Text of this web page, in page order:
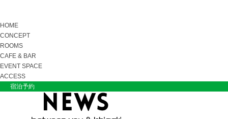
HOME
CONCEPT
ROOMS
CAFE & BAR
EVENT SPACE
ACCESS
宿泊予約